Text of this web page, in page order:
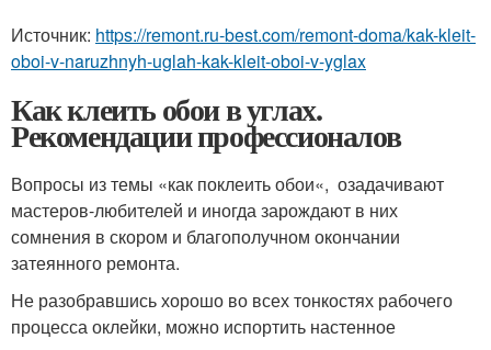
Источник: https://remont.ru-best.com/remont-doma/kak-kleit-
oboi-v-naruzhnyh-uglah-kak-kleit-oboi-v-yglax
Как клеить обои в углах.
Рекомендации профессионалов
Вопросы из темы «как поклеить обои«, озадачивают
мастеров-любителей и иногда зарождают в них
сомнения в скором и благополучном окончании
затеянного ремонта.
Не разобравшись хорошо во всех тонкостях рабочего
процесса оклейки, можно испортить настенное